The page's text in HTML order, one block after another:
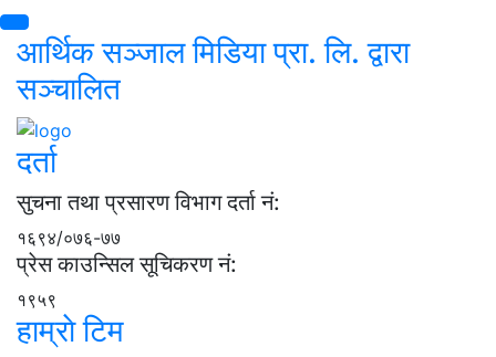
आर्थिक सञ्जाल मिडिया प्रा. लि. द्वारा
सञ्चालित
दर्ता
सुचना तथा प्रसारण विभाग दर्ता नं:
१६९४/०७६-७७
प्रेस काउन्सिल सूचिकरण नं:
१९५९
हाम्राे टिम